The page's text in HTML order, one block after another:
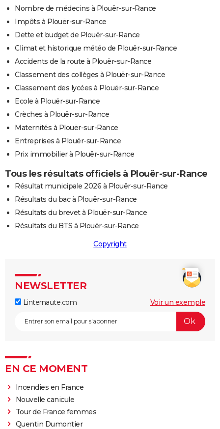
Nombre de médecins à Plouër-sur-Rance
Impôts à Plouër-sur-Rance
Dette et budget de Plouër-sur-Rance
Climat et historique météo de Plouër-sur-Rance
Accidents de la route à Plouër-sur-Rance
Classement des collèges à Plouër-sur-Rance
Classement des lycées à Plouër-sur-Rance
Ecole à Plouër-sur-Rance
Crèches à Plouër-sur-Rance
Maternités à Plouër-sur-Rance
Entreprises à Plouër-sur-Rance
Prix immobilier à Plouër-sur-Rance
Tous les résultats officiels à Plouër-sur-Rance
Résultat municipale 2026 à Plouër-sur-Rance
Résultats du bac à Plouër-sur-Rance
Résultats du brevet à Plouër-sur-Rance
Résultats du BTS à Plouër-sur-Rance
Copyright
NEWSLETTER
Linternaute.com Voir un exemple
EN CE MOMENT
Incendies en France
Nouvelle canicule
Tour de France femmes
Quentin Dumontier